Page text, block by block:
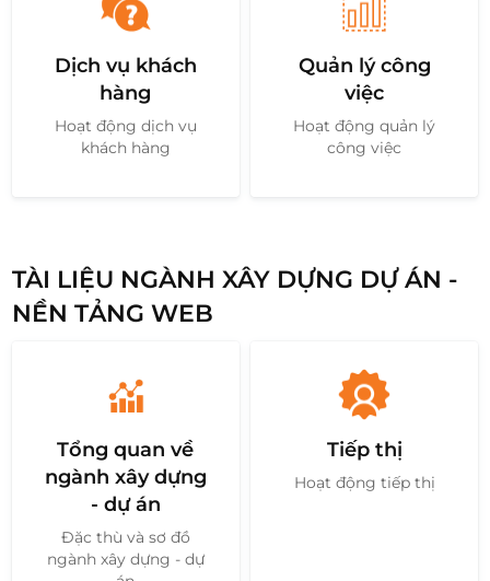
Dịch vụ khách
hàng
Hoạt động dịch vụ
khách hàng
Quản lý công
việc
Hoạt động quản lý
công việc
TÀI LIỆU NGÀNH XÂY DỰNG DỰ ÁN -
NỀN TẢNG WEB
Tổng quan về
ngành xây dựng
- dự án
Đặc thù và sơ đồ
ngành xây dựng - dự
Tiếp thị
Hoạt động tiếp thị